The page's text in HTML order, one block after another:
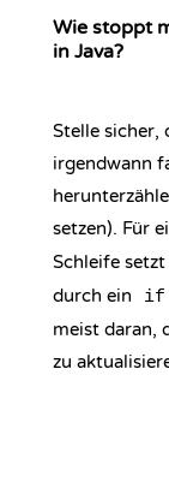
Wie stoppt
in Java?
Stelle sicher,
irgendwann
setzen). Für
Schleife setzt
durch ein
if
meist daran,
zu